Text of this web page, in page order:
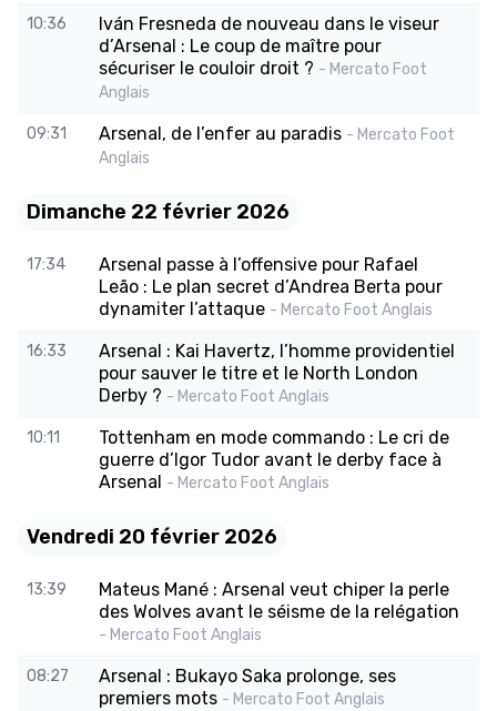
10:36
Iván Fresneda de nouveau dans le viseur
d’Arsenal : Le coup de maître pour
sécuriser le couloir droit ? - Mercato Foot
Anglais
09:31 Arsenal, de l’enfer au paradis - Mercato Foot
Anglais
Dimanche 22 février 2026
17:34
Arsenal passe à l’offensive pour Rafael
Leão : Le plan secret d’Andrea Berta pour
dynamiter l’attaque - Mercato Foot Anglais
16:33
Arsenal : Kai Havertz, l’homme providentiel
pour sauver le titre et le North London
Derby ? - Mercato Foot Anglais
10:11
Tottenham en mode commando : Le cri de
guerre d’Igor Tudor avant le derby face à
Arsenal - Mercato Foot Anglais
Vendredi 20 février 2026
13:39
Mateus Mané : Arsenal veut chiper la perle
des Wolves avant le séisme de la relégation
- Mercato Foot Anglais
08:27
Arsenal : Bukayo Saka prolonge, ses
premiers mots - Mercato Foot Anglais